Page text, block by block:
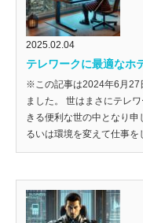
2025.02.04
テレワークに最適なホ
※この記事は2024年6月27
ました。 世はまさにテレ
きる便利な世の中となり
るいは環境を変えて仕事を